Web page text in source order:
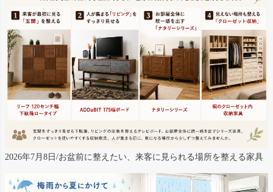
2026年7月8日/お盆前に整えたい、来客に見られる場所を整える家具